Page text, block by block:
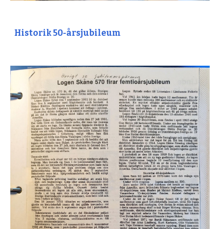
Historik 50-årsjubileum